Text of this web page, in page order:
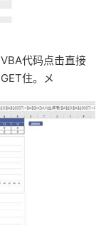
代码点击直接
住。メ